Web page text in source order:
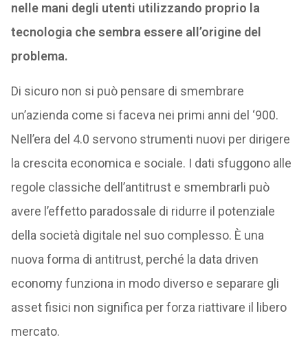
nelle mani degli utenti utilizzando proprio la
tecnologia che sembra essere all’origine del
problema.
Di sicuro non si può pensare di smembrare
un’azienda come si faceva nei primi anni del ‘900.
Nell’era del 4.0 servono strumenti nuovi per dirigere
la crescita economica e sociale. I dati sfuggono alle
regole classiche dell’antitrust e smembrarli può
avere l’effetto paradossale di ridurre il potenziale
della società digitale nel suo complesso. È una
nuova forma di antitrust, perché la data driven
economy funziona in modo diverso e separare gli
asset fisici non significa per forza riattivare il libero
mercato.